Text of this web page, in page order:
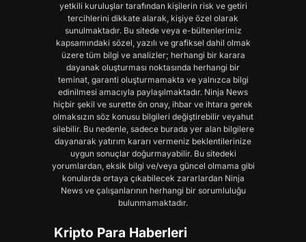
yetkili kuruluşlar tarafından kişilerin risk ve getiri
tercihlerini dikkate alarak, kişiye özel olarak
sunulmaktadır. Bu sitede veya e-bültenlerimiz
kapsamındaki sözel, yazılı ve grafiksel dahil olmak
üzere tüm bilgi ve analizler; herhangi bir karara
dayanak oluşturması noktasında herhangi bir
teminat, garanti oluşturmamakta ve yalnızca bilgi
edinilmesi amacıyla paylaşılmaktadır. Ninja News
hiçbir şekil ve surette ön onay, ihbar ve ihtara gerek
olmaksızın söz konusu bilgileri değiştirebilir veyahut
silebilir. Bu nedenle, sadece burada yer alan bilgilere
dayanarak yatırım kararı vermeniz beklentilerinize
uygun sonuçlar doğurmayabilir. Bu sitedeki
yorumlardan, eksik bilgi ve/veya güncel olmama gibi
konularda ortaya çıkabilecek zararlardan Ninja
News ve çalışanlarının herhangi bir sorumluluğu
bulunmamaktadır.
Kripto Para Haberleri